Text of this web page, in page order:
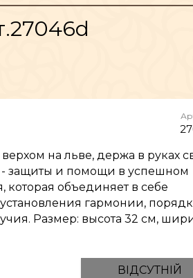
ТА ДЗВОНИ
на льве, держа в руках
- защиты и помощи в успешном
которая объединяет в себе
гармонии,
Размер: высота 32 см,
ВІДСУТНІЙ